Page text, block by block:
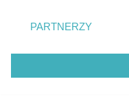
zmienić/wycofać
znajdujący się w
rodzaje przetwarzania
użytkownika, ale
przetwarzaniu.
PARTNERZY